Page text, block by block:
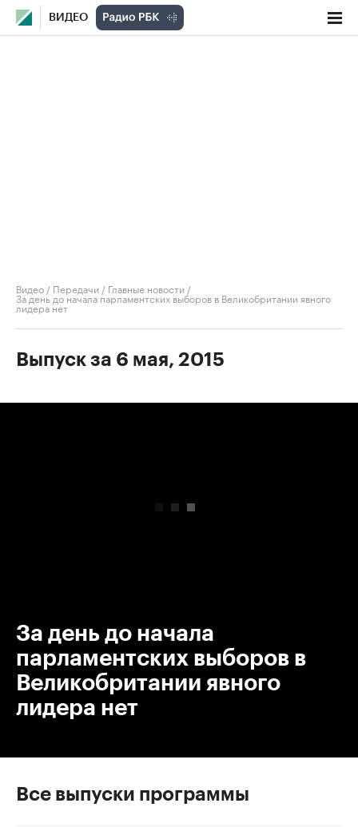
ВИДЕО
Видео / Передачи / Главные новости /
За день до начала парламентских выборов в Великобритании явного
лидера нет
Выпуск за 6 мая, 2015
За день до начала
парламентских выборов в
Великобритании явного
лидера нет
Все выпуски программы